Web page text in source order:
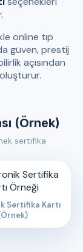
online tıp
güven, prestij
açısından
(Örnek)
sertifika
Sertifika Kartı